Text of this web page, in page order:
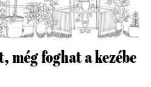
még foghat a kezébe